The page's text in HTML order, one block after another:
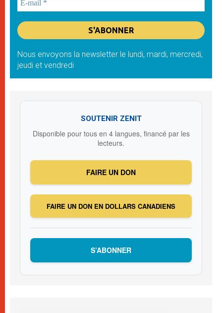
Nous envoyons la newsletter le lundi, mardi, mercredi,
jeudi et vendredi
SOUTENIR ZENIT
Disponible pour tous en 4 langues, financé par les
lecteurs.
FAIRE UN DON
FAIRE UN DON EN DOLLARS CANADIENS
S’ABONNER